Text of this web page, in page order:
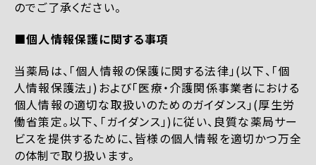
のでご了承ください。
■個人情報保護に関する事項
当薬局は、「個人情報の保護に関する法律」(以下、「個
人情報保護法」)および「医療・介護関係事業者における
個人情報の適切な取扱いのためのガイダンス」(厚生労
働省策定。以下、「ガイダンス」)に従い、良質な薬局サー
ビスを提供するために、皆様の個人情報を適切かつ万全
の体制で取り扱います。